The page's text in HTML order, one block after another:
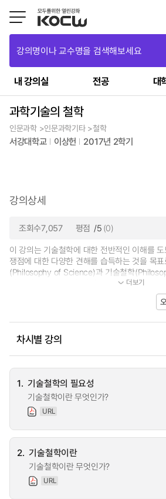
강의명이나 교수명을 검색해보세요
내 강의실 전공 대
과학기술의 철학
인문과학 >인문과학기타 >철학
서강대학교 이상헌 2017년 2학기
강의상세
조회수7,057 평점 /5 (0)
이 강의는 기술철학에 대한 전반적인 이해를
쟁점에 대한 다양한 견해를 습득하는 것을 목
(Philosophy of Science)과 기술철학
의 영역이 다르다. 기술철학은 기술의 폐해가...
더보기
차시별 강의
1. 기술철학의 필요성
기술철학이란 무엇인가?
URL
2. 기술철학이란
기술철학이란 무엇인가?
URL